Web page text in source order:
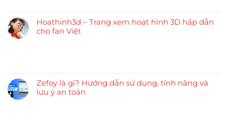
Hoathinh3d – Trang xem hoạt hình 3D hấp dẫn
cho fan Việt
Zefoy là gì? Hướng dẫn sử dụng, tính năng và
lưu ý an toàn